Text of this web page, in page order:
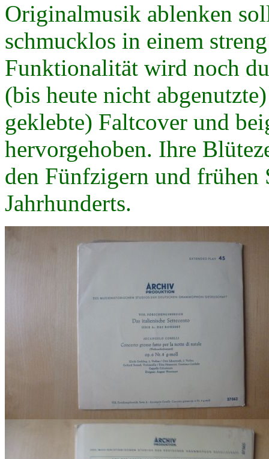
Originalmusik ablenken
schmucklos in einem
Funktionalität wird noch
(bis heute nicht
geklebte) Faltcover und
hervorgehoben. Ihre
den Fünfzigern und frühen
Jahrhunderts.